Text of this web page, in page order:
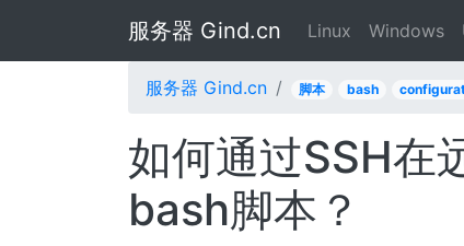
服务器 Gind.cn Linux Windows
服务器 Gind.cn 脚本 bash
如何通过SSH在
bash脚本？